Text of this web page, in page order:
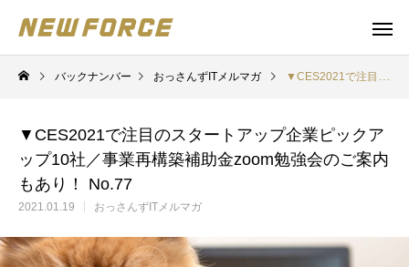
バックナンバー おっさんずITメルマガ ▼CES2021で注目のスタートアップ企業ピックアップ10社／事業再構築補助金zoom勉強会のご案内もあり！ No.77
▼CES2021で注目のスタートアップ企業ピックア
ップ10社／事業再構築補助金zoom勉強会のご案内
もあり！ No.77
2021.01.19 おっさんずITメルマガ